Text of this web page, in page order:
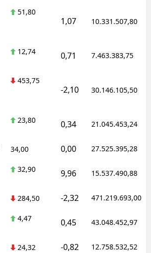
51,80
1,07 10.331.507,80
12,74 0,71 7.463.383,75
453,75
-2,10 30.146.105,50
23,80 0,34 21.045.453,24
34,00 0,00 27.525.395,28
32,90 9,96 15.537.490,88
284,50 -2,32 471.219.693,00
4,47 0,45 43.048.452,97
24,32 -0,82 12.758.532,52